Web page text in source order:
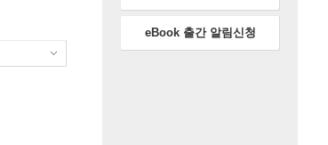
eBook 출간 알림신청